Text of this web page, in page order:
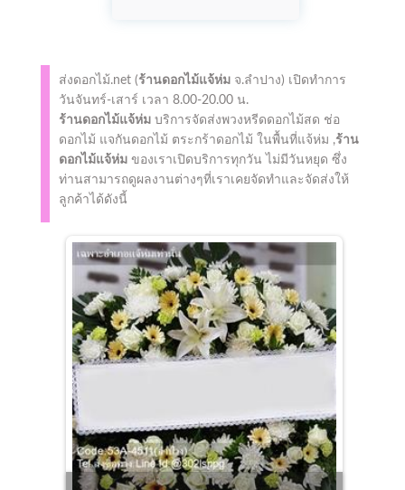
ส่งดอกไม้.net (ร้านดอกไม้แจ้ห่มจ.ลำปาง) เปิดทำการ
วันจันทร์-เสาร์ เวลา 8.00-20.00 น.
ร้านดอกไม้แจ้ห่มบริการจัดส่งพวงหรีดดอกไม้สด ช่อ
ดอกไม้ แจกันดอกไม้ ตระกร้าดอกไม้ ในพื้นที่แจ้ห่ม ,ร้าน
ดอกไม้แจ้ห่มของเราเปิดบริการทุกวัน ไม่มีวันหยุด ซึ่ง
ท่านสามารถดูผลงานต่างๆที่เราเคยจัดทำและจัดส่งให้
ลูกค้าได้ดังนี้